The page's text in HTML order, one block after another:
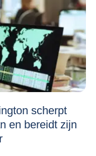
scherpt
en bereidt zijn